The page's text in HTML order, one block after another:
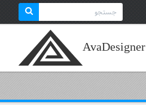
Search
for:
AvaDesigner